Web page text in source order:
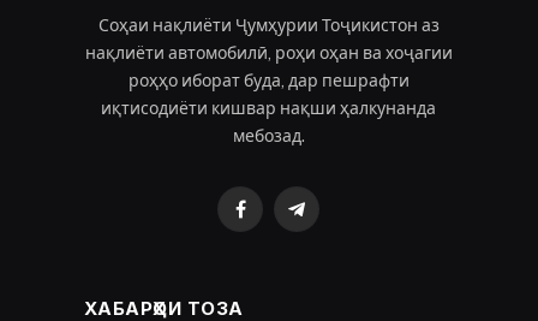
Соҳаи нақлиёти Ҷумҳурии Тоҷикистон аз
нақлиёти автомобилӣ, роҳи оҳан ва хоҷагии
роҳҳо иборат буда, дар пешрафти
иқтисодиёти кишвар нақши ҳалкунанда
мебозад.
FacebookTelegram
ХАБАРҲОИ ТОЗА